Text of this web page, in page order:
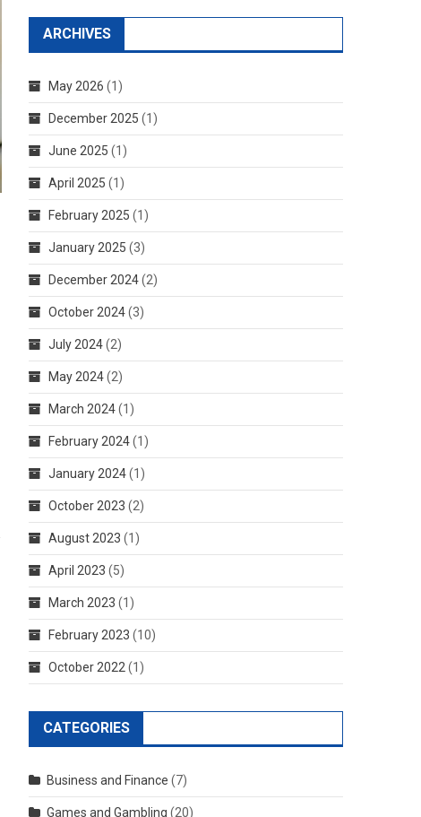
ARCHIVES
May 2026 (1)
December 2025 (1)
June 2025 (1)
April 2025 (1)
February 2025 (1)
January 2025 (3)
December 2024(2)
October 2024(3)
July 2024(2)
May 2024(2)
March 2024(1)
February 2024(1)
January 2024(1)
October 2023 (2)
August 2023 (1)
April 2023 (5)
March 2023 (1)
February 2023 (10)
October 2022 (1)
CATEGORIES
Business and Finance (7)
Games and Gambling (20)